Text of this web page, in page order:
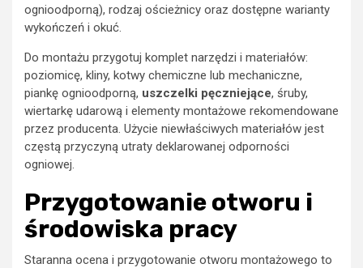
ognioodporną), rodzaj ościeżnicy oraz dostępne warianty
wykończeń i okuć.
Do montażu przygotuj komplet narzędzi i materiałów:
poziomicę, kliny, kotwy chemiczne lub mechaniczne,
piankę ognioodporną, uszczelki pęczniejące, śruby,
wiertarkę udarową i elementy montażowe rekomendowane
przez producenta. Użycie niewłaściwych materiałów jest
częstą przyczyną utraty deklarowanej odporności
ogniowej.
Przygotowanie otworu i
środowiska pracy
Staranna ocena i przygotowanie otworu montażowego to